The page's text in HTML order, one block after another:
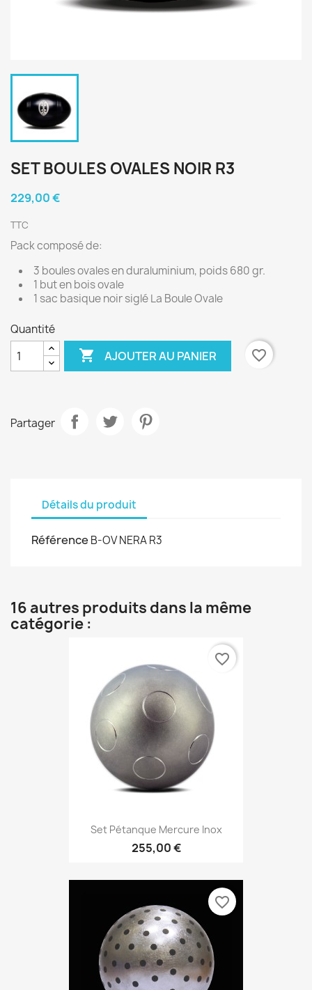
SET BOULES OVALES NOIR R3
229,00 €
TTC
Pack composé de:
3 boules ovales en duraluminium, poids 680 gr.
1 but en bois ovale
1 sac basique noir siglé La Boule Ovale
Quantité
 AJOUTER AU PANIER favorite_border
Partager
Détails du produit
Référence B-OV NERA R3
16 autres produits dans la même
catégorie :
Set Pétanque Mercure Inox
255,00 €
favorite_border
favorite_border